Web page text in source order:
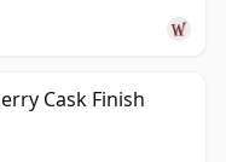
Cask Finish